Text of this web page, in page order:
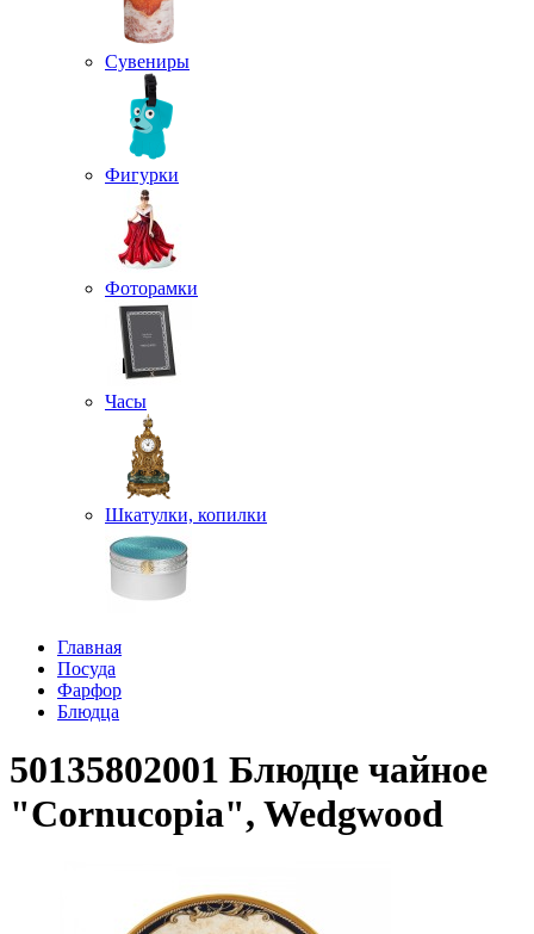
Сувениры
Фигурки
Фоторамки
Часы
Шкатулки, копилки
Главная
Посуда
Фарфор
Блюдца
50135802001 Блюдце чайное
"Cornucopia", Wedgwood